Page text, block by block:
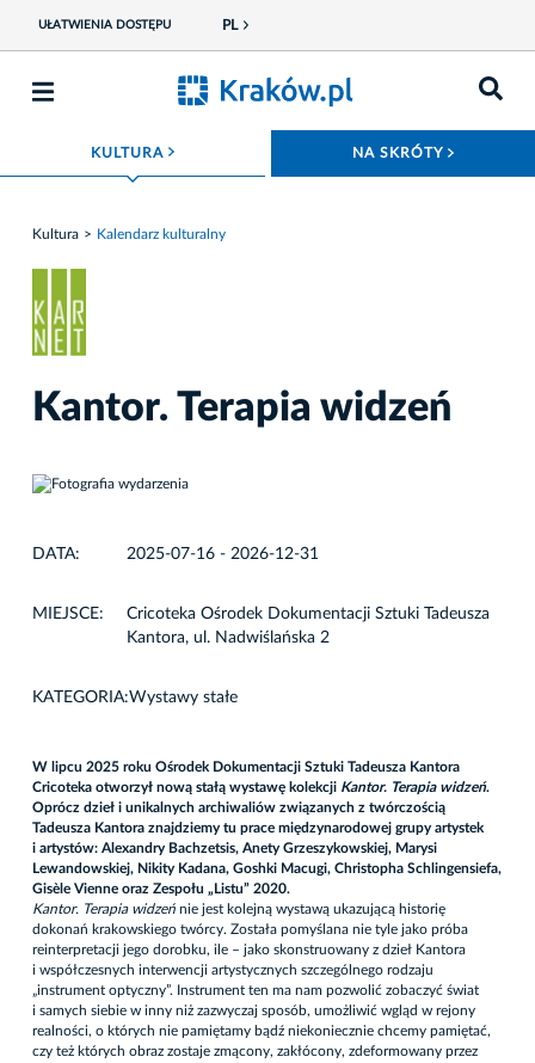
UŁATWIENIA DOSTĘPU PL
KULTURA ROZWIŃ MENU NA SKRÓTY
Kultura Kalendarz kulturalny
Kantor. Terapia widzeń
DATA: 2025-07-16 - 2026-12-31
MIEJSCE:
Cricoteka Ośrodek Dokumentacji Sztuki Tadeusza
Kantora, ul. Nadwiślańska 2
KATEGORIA:Wystawy stałe
W lipcu 2025 roku Ośrodek Dokumentacji Sztuki Tadeusza Kantora
Cricoteka otworzył nową stałą wystawę kolekcji Kantor. Terapia widzeń.
Oprócz dzieł i unikalnych archiwaliów związanych z twórczością
Tadeusza Kantora znajdziemy tu prace międzynarodowej grupy artystek
i artystów: Alexandry Bachzetsis, Anety Grzeszykowskiej, Marysi
Lewandowskiej, Nikity Kadana, Goshki Macugi, Christopha Schlingensiefa,
Gisèle Vienne oraz Zespołu „Listu” 2020.
Kantor. Terapia widzeń nie jest kolejną wystawą ukazującą historię
dokonań krakowskiego twórcy. Została pomyślana nie tyle jako próba
reinterpretacji jego dorobku, ile – jako skonstruowany z dzieł Kantora
i współczesnych interwencji artystycznych szczególnego rodzaju
„instrument optyczny”. Instrument ten ma nam pozwolić zobaczyć świat
i samych siebie w inny niż zazwyczaj sposób, umożliwić wgląd w rejony
realności, o których nie pamiętamy bądź niekoniecznie chcemy pamiętać,
czy też których obraz zostaje zmącony, zakłócony, zdeformowany przez